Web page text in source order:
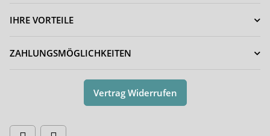
IHRE VORTEILE
ZAHLUNGSMÖGLICHKEITEN
Vertrag Widerrufen